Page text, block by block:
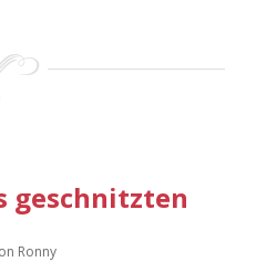
geschnitzten
Ronny